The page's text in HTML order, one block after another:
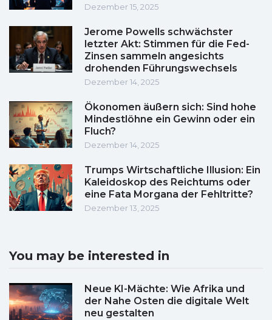
Dezember 15, 2025
Jerome Powells schwächster
letzter Akt: Stimmen für die Fed-
Zinsen sammeln angesichts
drohenden Führungswechsels
Dezember 14, 2025
Ökonomen äußern sich: Sind hohe
Mindestlöhne ein Gewinn oder ein
Fluch?
Dezember 14, 2025
Trumps Wirtschaftliche Illusion: Ein
Kaleidoskop des Reichtums oder
eine Fata Morgana der Fehltritte?
Dezember 13, 2025
You may be interested in
Neue KI-Mächte: Wie Afrika und
der Nahe Osten die digitale Welt
neu gestalten